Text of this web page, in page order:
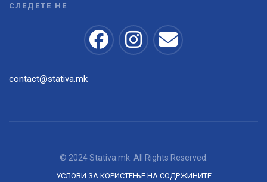
СЛЕДЕТЕ НЕ
contact@stativa.mk
© 2024 Stativa.mk. All Rights Reserved.
УСЛОВИ ЗА КОРИСТЕЊЕ НА СОДРЖИНИТЕ